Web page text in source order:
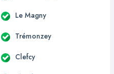
Le Magny
Trémonzey
Clefcy